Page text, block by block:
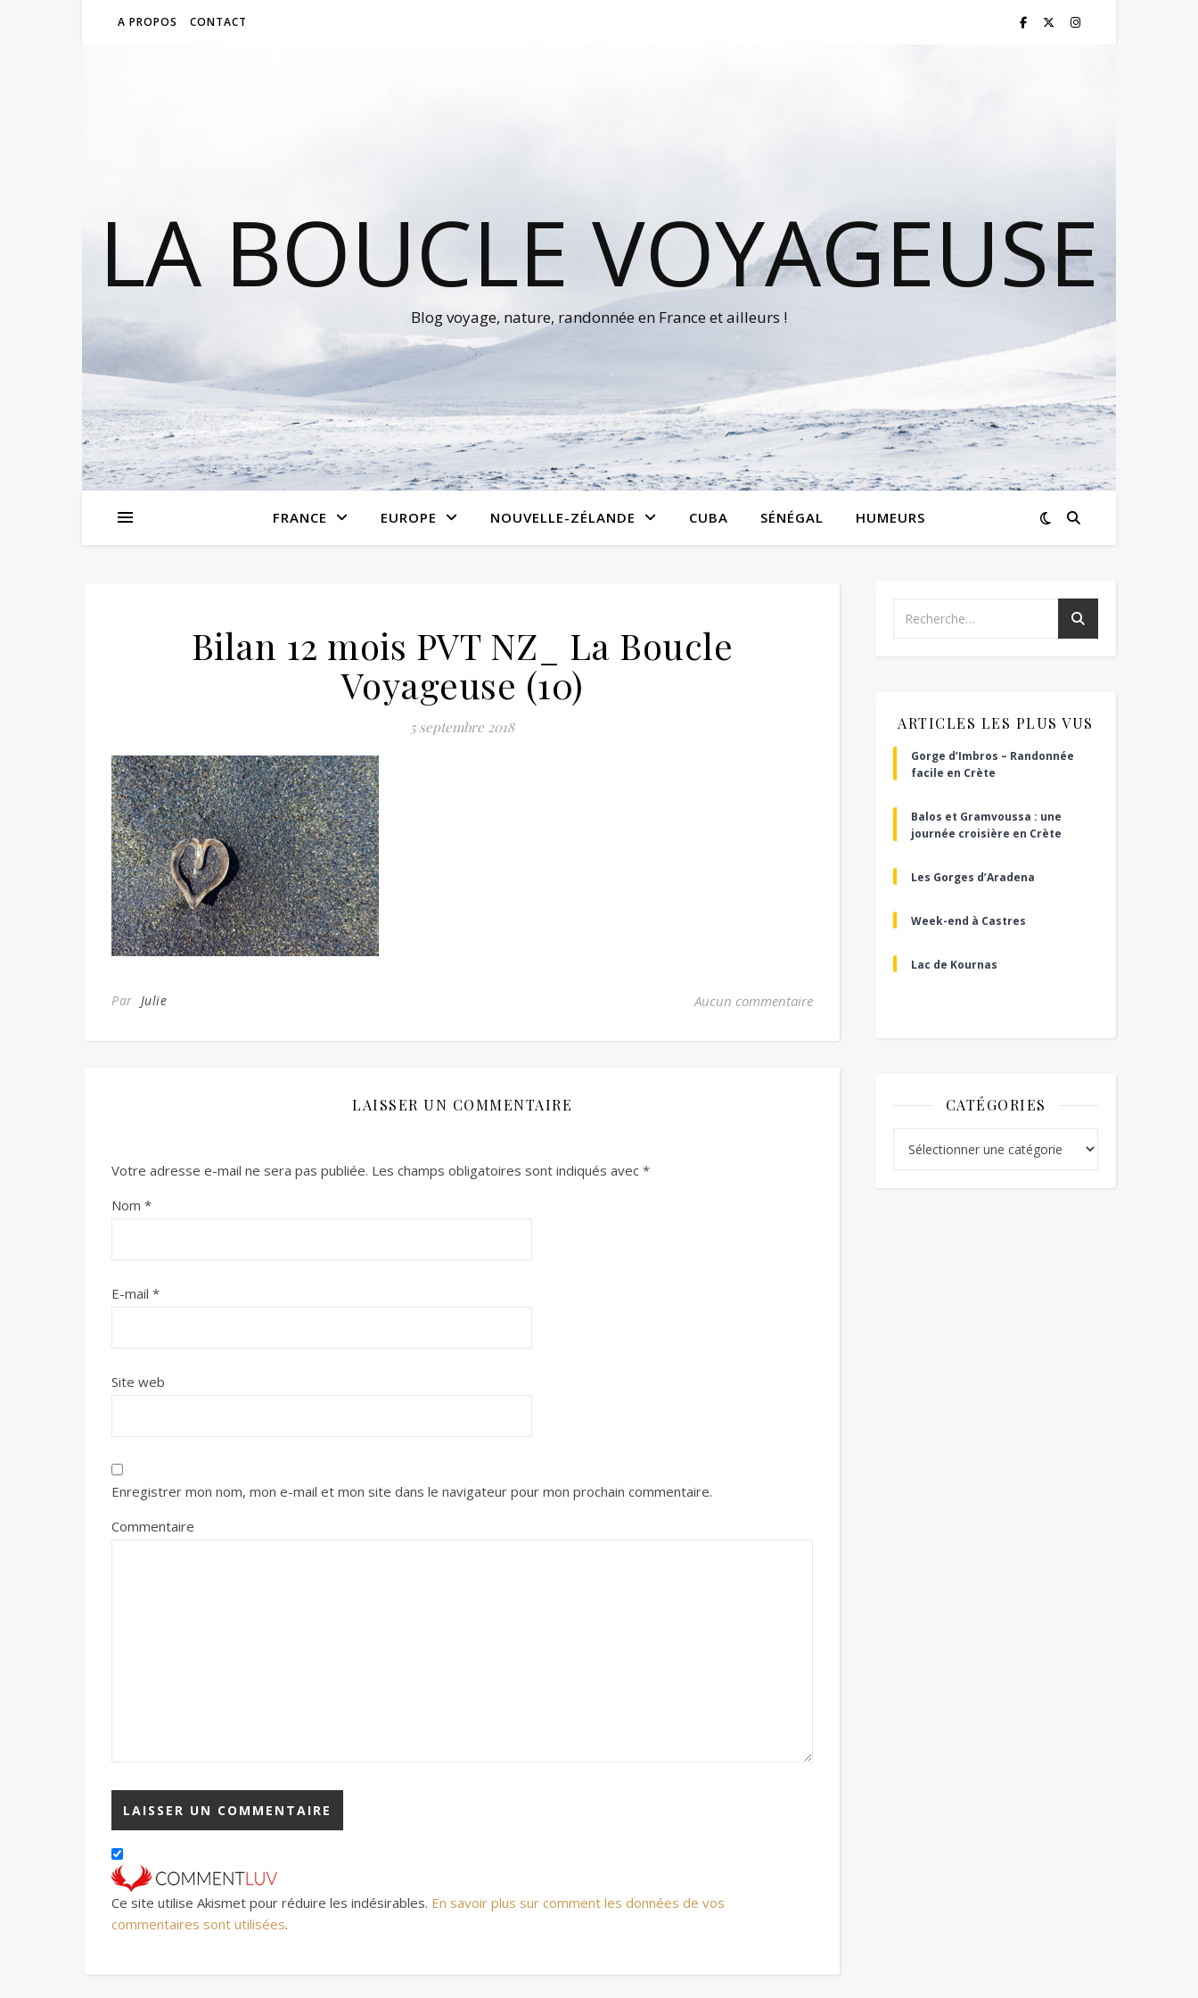
A PROPOS CONTACT
LA BOUCLE VOYAGEUSE
Blog voyage, nature, randonnée en France et ailleurs !
FRANCE EUROPE NOUVELLE-ZÉLANDE CUBA SÉNÉGAL HUMEURS
Bilan 12 mois PVT NZ_ La Boucle
Voyageuse (10)
5 septembre 2018
Par Julie Aucun commentaire
LAISSER UN COMMENTAIRE
Votre adresse e-mail ne sera pas publiée. Les champs obligatoires sont indiqués avec *
Nom *
E-mail *
Site web
Enregistrer mon nom, mon e-mail et mon site dans le navigateur pour mon prochain commentaire.
Commentaire
Ce site utilise Akismet pour réduire les indésirables. En savoir plus sur comment les données de vos
commentaires sont utilisées.
ARTICLES LES PLUS VUS
Gorge d’Imbros – Randonnée
facile en Crète
Balos et Gramvoussa : une
journée croisière en Crète
Les Gorges d’Aradena
Week-end à Castres
Lac de Kournas
CATÉGORIES